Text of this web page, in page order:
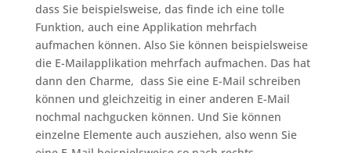
dass Sie beispielsweise, das finde ich eine tolle
Funktion, auch eine Applikation mehrfach
aufmachen können. Also Sie können beispielsweise
die E-Mailapplikation mehrfach aufmachen. Das hat
dann den Charme, dass Sie eine E-Mail schreiben
können und gleichzeitig in einer anderen E-Mail
nochmal nachgucken können. Und Sie können
einzelne Elemente auch ausziehen, also wenn Sie